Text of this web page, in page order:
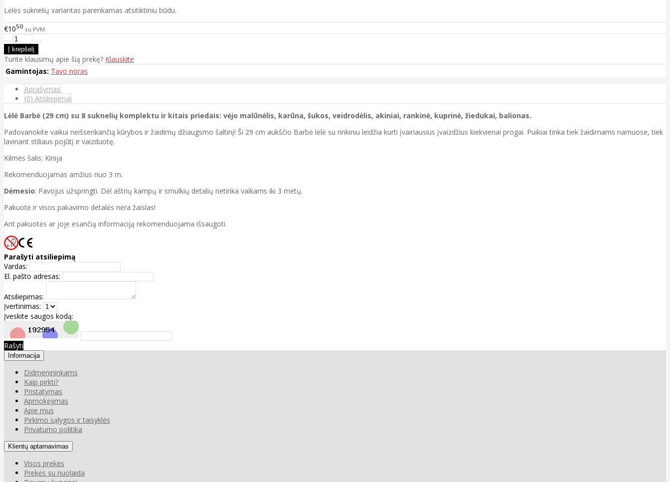
Lėlės suknelių variantas parenkamas atsitiktiniu būdu.
€1050 su PVM
Turite klausimų apie šią prekę? Klauskite
Gamintojas: Tavo noras
Aprašymas
(0) Atsiliepimai
Lėlė Barbė (29 cm) su 8 suknelių komplektu ir kitais priedais: vėjo malūnėlis, karūna, šukos, veidrodėlis, akiniai, rankinė, kuprinė, žiedukai, balionas.
Padovanokite vaikui neišsenkančią kūrybos ir žaidimų džiaugsmo šaltinį! Ši 29 cm aukščio Barbė lėlė su rinkiniu leidžia kurti įvairiausius įvaizdžius kiekvienai progai. Puikiai tinka tiek žaidimams namuose, tiek
lavinant stiliaus pojūtį ir vaizduotę.
Kilmės šalis: Kinija
Rekomenduojamas amžius nuo 3 m.
Dėmesio: Pavojus užspringti. Dėl aštrių kampų ir smulkių detalių netinka vaikams iki 3 metų.
Pakuotė ir visos pakavimo detalės nėra žaislas!
Ant pakuotės ar joje esančią informaciją rekomenduojama išsaugoti.
Parašyti atsiliepimą
Vardas:
El. pašto adresas:
Atsiliepimas:
Įvertinimas:
Įveskite saugos kodą:
Rašyti
Informacija
Didmenininkams
Kaip pirkti?
Pristatymas
Apmokėjimas
Apie mus
Pirkimo sąlygos ir taisyklės
Privatumo politika
Klientų aptarnavimas
Visos prekės
Prekės su nuolaida